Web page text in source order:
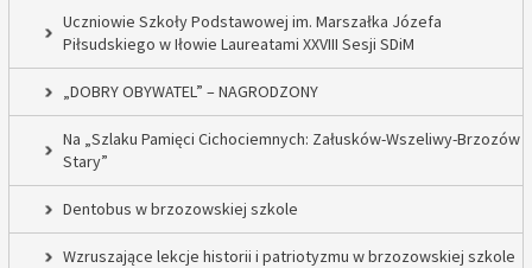
Uczniowie Szkoły Podstawowej im. Marszałka Józefa
Piłsudskiego w Iłowie Laureatami XXVIII Sesji SDiM
„DOBRY OBYWATEL” – NAGRODZONY
Na „Szlaku Pamięci Cichociemnych: Załusków-Wszeliwy-Brzozów
Stary”
Dentobus w brzozowskiej szkole
Wzruszające lekcje historii i patriotyzmu w brzozowskiej szkole